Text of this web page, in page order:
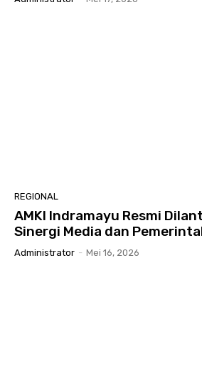
REGIONAL
AMKI Indramayu Resmi
Sinergi Media dan
Administrator - Mei 16, 2026